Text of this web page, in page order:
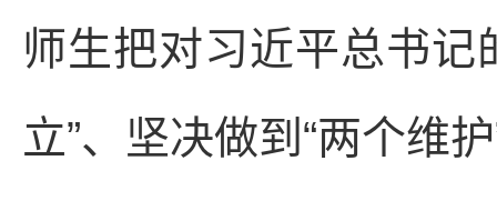
师生把对习近平总书记
立”、坚决做到“两个维